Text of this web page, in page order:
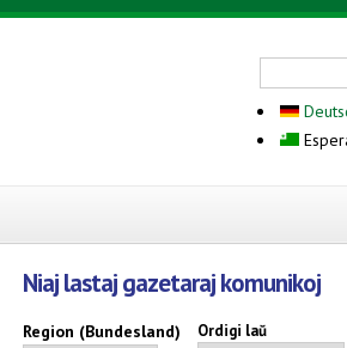
Niaj lastaj gazetaraj komunikoj
Region (Bundesland) Ordigi laŭ